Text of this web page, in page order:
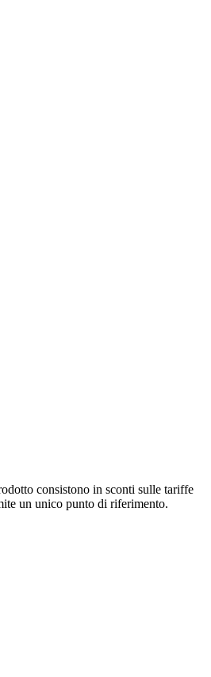
consistono in sconti sulle tariffe
un unico punto di riferimento.